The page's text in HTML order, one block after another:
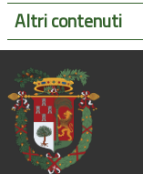
Altri contenuti